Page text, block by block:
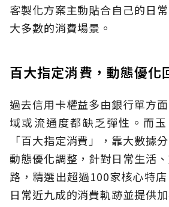
客製化方案主動貼合自己的日
大多數的消費場景。
百大指定消費，動態優化
過去信用卡權益多由銀行單方
域或流通度都缺乏彈性。而
「百大指定消費」，靠大數據
動態優化調整，針對日常生活
路，精選出超過100家核心特
日常近九成的消費軌跡並提供加